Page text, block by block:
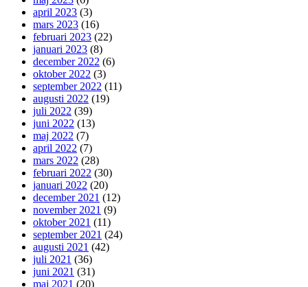
april 2023 (3)
mars 2023 (16)
februari 2023 (22)
januari 2023 (8)
december 2022 (6)
oktober 2022 (3)
september 2022 (11)
augusti 2022 (19)
juli 2022 (39)
juni 2022 (13)
maj 2022 (7)
april 2022 (7)
mars 2022 (28)
februari 2022 (30)
januari 2022 (20)
december 2021 (12)
november 2021 (9)
oktober 2021 (11)
september 2021 (24)
augusti 2021 (42)
juli 2021 (36)
juni 2021 (31)
maj 2021 (20)